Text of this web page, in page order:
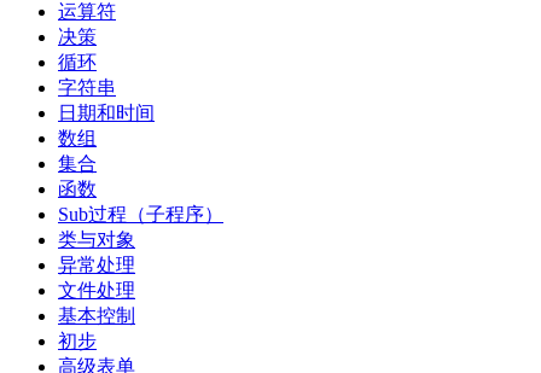
运算符
决策
循环
字符串
日期和时间
数组
集合
函数
Sub过程（子程序）
类与对象
异常处理
文件处理
基本控制
初步
高级表单